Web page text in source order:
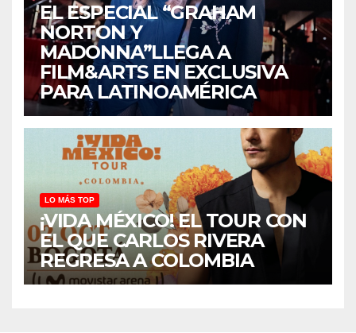
EL ESPECIAL “GRAHAM
NORTON Y
MADONNA”LLEGA A
FILM&ARTS EN EXCLUSIVA
PARA LATINOAMÉRICA
LO MÁS TOP
¡VIDA MÉXICO! EL TOUR CON
EL QUE CARLOS RIVERA
REGRESA A COLOMBIA